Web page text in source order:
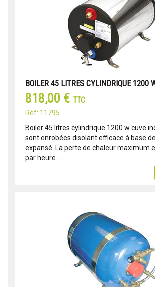
BOILER 45 LITRES CYLINDRIQUE 1200
818,00 € TTC
Réf: 11795
Boiler 45 litres cylindrique 1200 w cuve
sont enrobées disolant efficace à base
expansé. La perte de chaleur maximum
par heure. ...